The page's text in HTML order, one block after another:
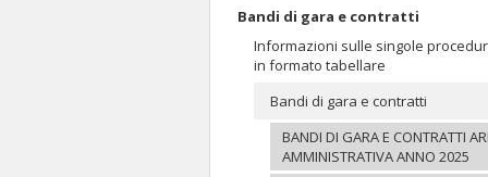
Bandi di gara e contratti
Informazioni sulle singole
in formato tabellare
Bandi di gara e contratti
BANDI DI GARA E CONTRATTI
AMMINISTRATIVA ANNO 2025